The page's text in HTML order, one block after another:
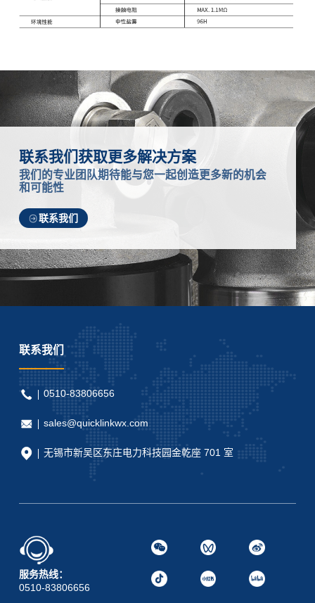
联系我们获取更多解决方案
我们的专业团队期待能与您一起创造更多新的机会
和可能性
联系我们
联系我们
0510-83806656
sales@quicklinkwx.com
无锡市新吴区东庄电力科技园金乾座 701 室
服务热线：
0510-83806656